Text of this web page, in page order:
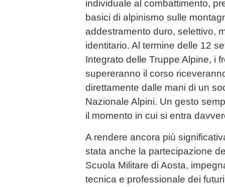
individuale al combattimento,
basici di alpinismo sulle
addestramento duro, selettivo,
identitario. Al termine delle 12
Integrato delle Truppe Alpine, i
supereranno il corso
direttamente dalle mani di un
Nazionale Alpini. Un gesto
il momento in cui si entra
A rendere ancora più
stata anche la partecipazione
Scuola Militare di Aosta,
tecnica e professionale dei